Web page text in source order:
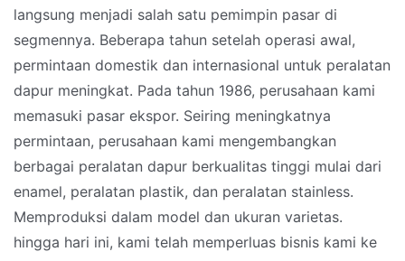
langsung menjadi salah satu pemimpin pasar di
segmennya. Beberapa tahun setelah operasi awal,
permintaan domestik dan internasional untuk peralatan
dapur meningkat. Pada tahun 1986, perusahaan kami
memasuki pasar ekspor. Seiring meningkatnya
permintaan, perusahaan kami mengembangkan
berbagai peralatan dapur berkualitas tinggi mulai dari
enamel, peralatan plastik, dan peralatan stainless.
Memproduksi dalam model dan ukuran varietas.
hingga hari ini, kami telah memperluas bisnis kami ke